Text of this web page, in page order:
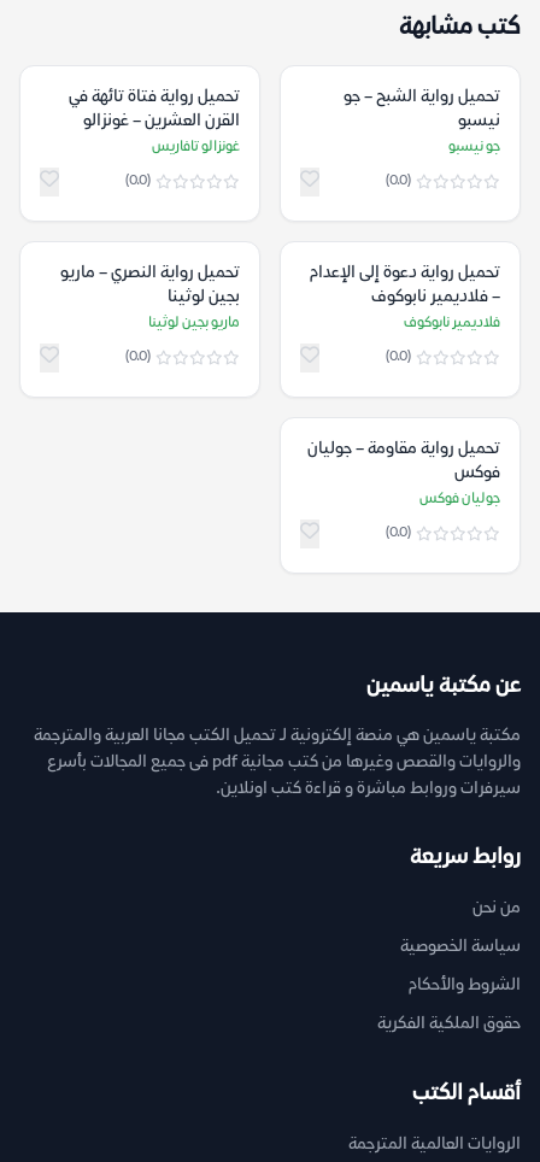
كتب مشابهة
تحميل رواية الشبح – جو
نيسبو
جو نيسبو
(0.0)
تحميل رواية فتاة تائهة في
القرن العشرين – غونزالو
تافاريس
غونزالو تافاريس
(0.0)
تحميل رواية دعوة إلى الإعدام
– فلاديمير نابوكوف
فلاديمير نابوكوف
(0.0)
تحميل رواية النصري – ماريو
بجين لوثينا
ماريو بجين لوثينا
(0.0)
تحميل رواية مقاومة – جوليان
فوكس
جوليان فوكس
(0.0)
عن مكتبة ياسمين
مكتبة ياسمين هي منصة إلكترونية لـ تحميل الكتب مجانا العربية والمترجمة
والروايات والقصص وغيرها من كتب مجانية pdf فى جميع المجالات بأسرع
سيرفرات وروابط مباشرة و قراءة كتب اونلاين.
روابط سريعة
من نحن
سياسة الخصوصية
الشروط والأحكام
حقوق الملكية الفكرية
أقسام الكتب
الروايات العالمية المترجمة